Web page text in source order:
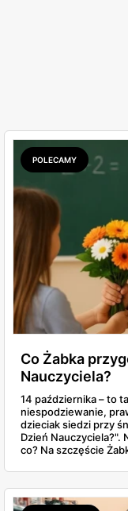
POLECAMY
Co Żabka
Nauczyciela?
14 października – to
niespodziewanie,
dzieciak siedzi przy
Dzień Nauczyciela?".
co? Na szczęście
ofertę na tę okazję.
złote. Sprawdzamy,
dotrze do ciebie, że